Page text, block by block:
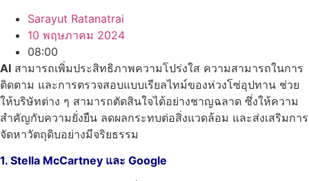
Sarayut Ratanatrai
10 พฤษภาคม 2024
08:00
AI สามารถเพิ่มประสิทธิภาพความโปร่งใส ความสามารถในการ
ติดตาม และการตรวจสอบแบบเรียลไทม์ของห่วงโซ่อุปทาน ช่วย
ให้บริษัทต่าง ๆ สามารถตัดสินใจได้อย่างชาญฉลาด ซึ่งให้ความ
สำคัญกับความยั่งยืน ลดผลกระทบต่อสิ่งแวดล้อม และส่งเสริมการ
จัดหาวัตถุดิบอย่างมีจริยธรรม
1. Stella McCartney และ Google